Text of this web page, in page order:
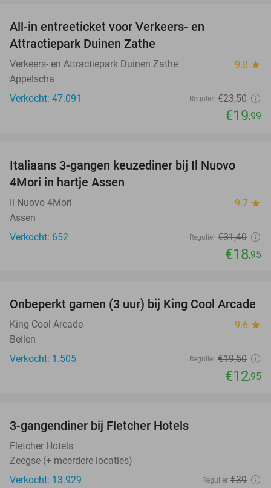
All-in entreeticket voor Verkeers- en
Attractiepark Duinen Zathe
Verkeers- en Attractiepark Duinen Zathe 9.8 star
Appelscha
Verkocht: 47.091
Regulier €23,50
€19,99
40%
Italiaans 3-gangen keuzediner bij Il Nuovo
4Mori in hartje Assen
Il Nuovo 4Mori 9.7 star
Assen
Verkocht: 652
Regulier €31,40
€18,95
34%
Onbeperkt gamen (3 uur) bij King Cool Arcade
King Cool Arcade 9.6 star
Beilen
Verkocht: 1.505
Regulier €19,50
€12,95
3-gangendiner bij Fletcher Hotels
Fletcher Hotels
Zeegse (+ meerdere locaties)
Verkocht: 13.929
Regulier €39